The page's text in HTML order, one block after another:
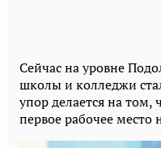
Сейчас на уровне
школы и колледжи
упор делается на
первое рабочее место